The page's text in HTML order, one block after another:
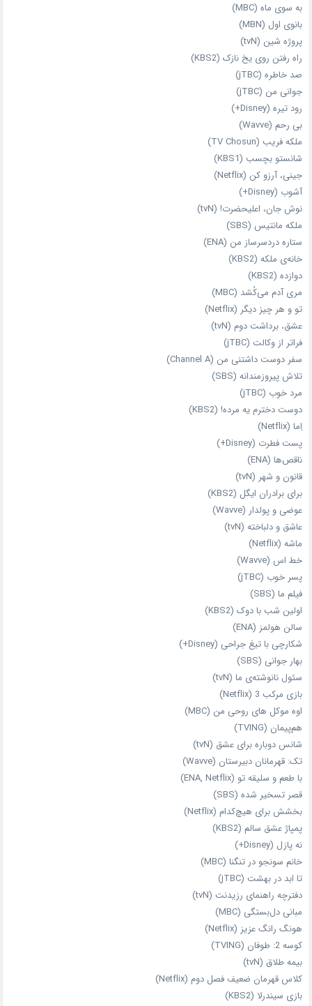
به سوی ماه (MBC)
بانوی اول (MBN)
پروژه شین (tvN)
راه رفتن روی یخ نازک (KBS2)
صد خاطره (jTBC)
جوانی من (jTBC)
رود تیره (Disney+)
بی‌ رحم (Wavve)
ملکه فریب (TV Chosun)
شانستو بچسب (KBS1)
جینی، آرزو کن (Netflix)
آشوب (Disney+)
نوش جان، اعلیحضرت! (tvN)
ملکه‌ مانتیس (SBS)
ستاره دردسرساز من (ENA)
خانه‌ی ملکه (KBS2)
دوازده (KBS2)
مری آدم می‌کُشد (MBC)
تو و هر چیز دیگر (Netflix)
عشق، برداشت دوم (tvN)
فراتر از وکالت (jTBC)
سفر دوست‌ داشتنی من (Channel A)
تلاش پیروزمندانه (SBS)
مرد خوب (jTBC)
دوست دخترم یه مرده! (KBS2)
اِما (Netflix)
پست فطرت (Disney+)
ناقص‌ها (ENA)
قانون و شهر (tvN)
برای برادران ایگل (KBS2)
عوضی و پولدار (Wavve)
عاشق و دلباخته (tvN)
ماشه (Netflix)
خط اس (Wavve)
پسر خوب (jTBC)
فیلم ما (SBS)
اولین شب با دوک (KBS2)
سالن هولمز (ENA)
شکارچی با تیغ جراحی (Disney+)
بهار جوانی (SBS)
سئول نانوشته‌ی ما (tvN)
بازی مرکب 3 (Netflix)
اوه موکل های روحی من (MBC)
هم‌پیمان (TVING)
شانس دوباره برای عشق (tvN)
تک: قهرمانان دبیرستان (Wavve)
با طعم و سلیقه تو (ENA, Netflix)
قصر تسخیر شده (SBS)
بخشش برای هیچ‌کدام (Netflix)
پمپاژ عشق سالم (KBS2)
نه پازل (Disney+)
خانم سونجو در تنگنا (MBC)
تا ابد در بهشت (jTBC)
دفترچه راهنمای رزیدنت (tvN)
مبانی دل‌بستگی (MBC)
هونگ رانگ عزیز (Netflix)
کوسه 2: طوفان (TVING)
بیمه طلاق (tvN)
کلاس قهرمان ضعیف فصل دوم (Netflix)
بازی سیندرلا (KBS2)